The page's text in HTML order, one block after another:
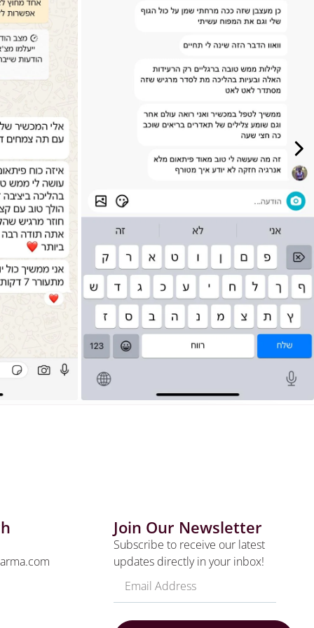
Join Our Newsletter
Subscribe to receive our latest
updates directly in your inbox!